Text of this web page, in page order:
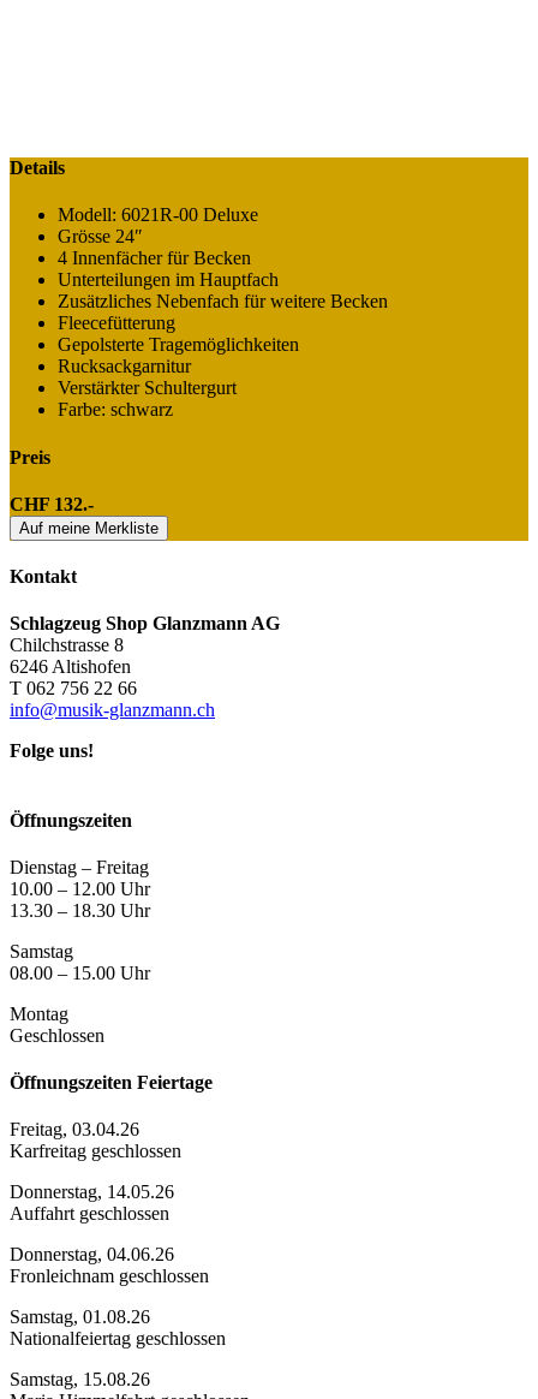
Details
Modell: 6021R-00 Deluxe
Grösse 24″
4 Innenfächer für Becken
Unterteilungen im Hauptfach
Zusätzliches Nebenfach für weitere Becken
Fleecefütterung
Gepolsterte Tragemöglichkeiten
Rucksackgarnitur
Verstärkter Schultergurt
Farbe: schwarz
Preis
CHF 132.-
Auf meine Merkliste
Kontakt
Schlagzeug Shop Glanzmann AG
Chilchstrasse 8
6246 Altishofen
T 062 756 22 66
info@musik-glanzmann.ch
Folge uns!
Öffnungszeiten
Dienstag – Freitag
10.00 – 12.00 Uhr
13.30 – 18.30 Uhr
Samstag
08.00 – 15.00 Uhr
Montag
Geschlossen
Öffnungszeiten Feiertage
Freitag, 03.04.26
Karfreitag geschlossen
Donnerstag, 14.05.26
Auffahrt geschlossen
Donnerstag, 04.06.26
Fronleichnam geschlossen
Samstag, 01.08.26
Nationalfeiertag geschlossen
Samstag, 15.08.26